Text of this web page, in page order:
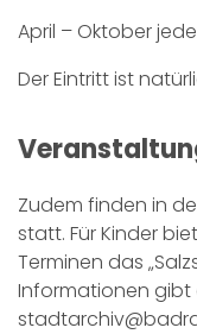
April – Oktober
Der Eintritt ist
Zudem finden in
statt. Für Kinder
Terminen das
Informationen gibt